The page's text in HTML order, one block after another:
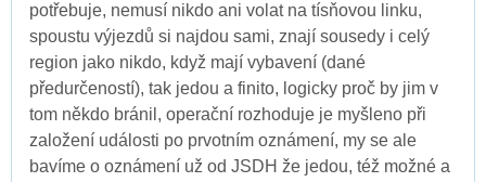
potřebuje, nemusí nikdo ani volat na tísňovou linku,
spoustu výjezdů si najdou sami, znají sousedy i celý
region jako nikdo, když mají vybavení (dané
předurčeností), tak jedou a finito, logicky proč by jim v
tom někdo bránil, operační rozhoduje je myšleno při
založení události po prvotním oznámení, my se ale
bavíme o oznámení už od JSDH že jedou, též možné a